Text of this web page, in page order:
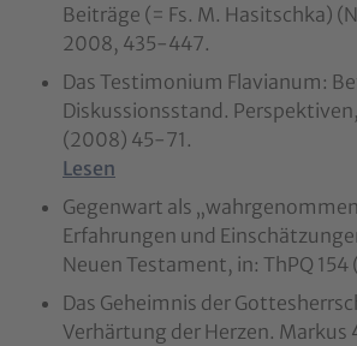
Beiträge (= Fs. M. Hasitschka)
2008, 435-447.
Das Testimonium Flavianum:
Diskussionsstand. Perspektiven,
(2008) 45-71.
Lesen
Gegenwart als
Erfahrungen und
Neuen Testament, in: ThPQ
Das Geheimnis der
Verhärtung der Herzen. Markus